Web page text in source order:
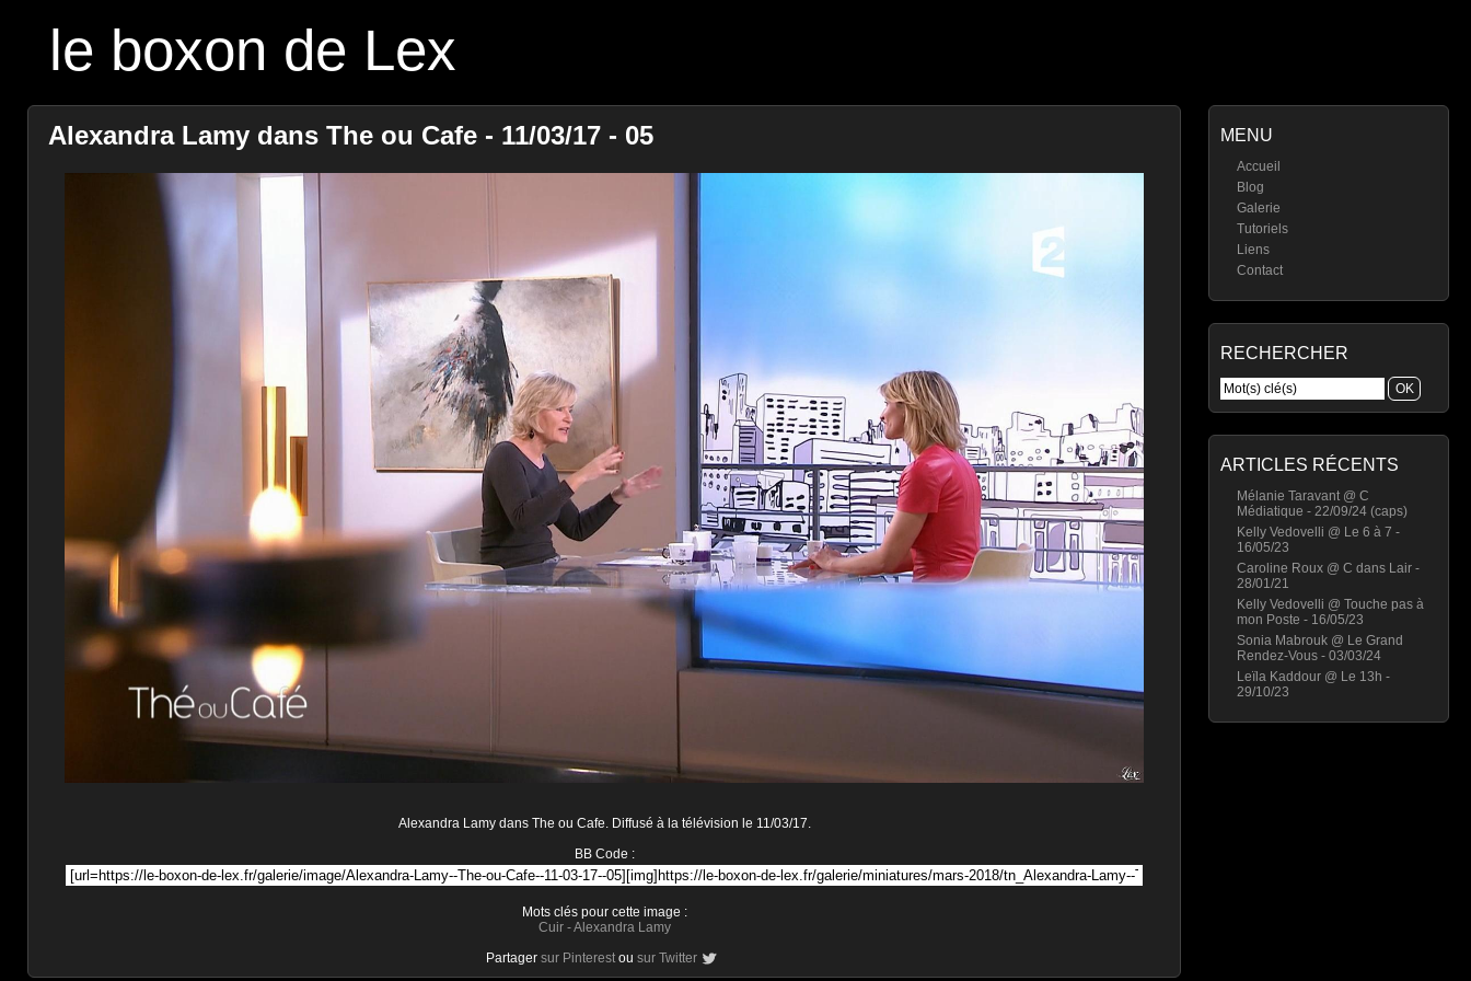
le boxon de Lex
MENU
Accueil
Blog
Galerie
Tutoriels
Liens
Contact
RECHERCHER
ARTICLES RÉCENTS
Mélanie Taravant @ C
Médiatique - 22/09/24 (caps)
Kelly Vedovelli @ Le 6 à 7 -
16/05/23
Caroline Roux @ C dans Lair -
28/01/21
Kelly Vedovelli @ Touche pas à
mon Poste - 16/05/23
Sonia Mabrouk @ Le Grand
Rendez-Vous - 03/03/24
Leïla Kaddour @ Le 13h -
29/10/23
Alexandra Lamy dans The ou Cafe - 11/03/17 - 05
Alexandra Lamy dans The ou Cafe. Diffusé à la télévision le 11/03/17.
BB Code :
Mots clés pour cette image :
Cuir-Alexandra Lamy
Partager sur Pinterest ou sur Twitter